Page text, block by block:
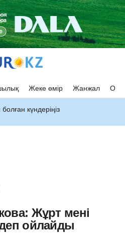
Жеке өмір Жанжал
күндеріңіз
Жұрт мені
ойлайды